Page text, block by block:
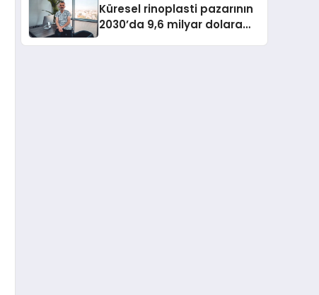
Küresel rinoplasti pazarının
2030’da 9,6 milyar dolara